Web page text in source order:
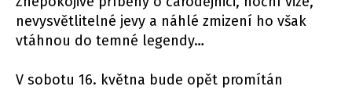
nevysvětlitelné jevy a náhlé zmizení ho však
vtáhnou do temné legendy…
V sobotu 16. května bude opět promítán